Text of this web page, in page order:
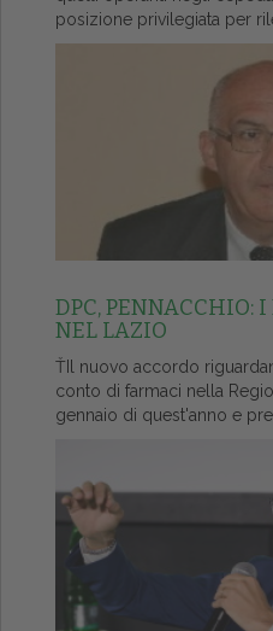
posizione privilegiata per
DPC, PENNACCHIO:
NEL LAZIO
ŤIl nuovo accordo
conto di farmaci nella
gennaio di quest'anno e